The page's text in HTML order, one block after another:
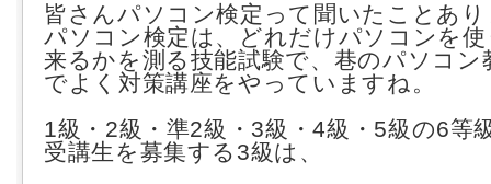
皆さんパソコン検定って聞いたことあ
パソコン検定は、どれだけパソコンを
来るかを測る技能試験で、巷のパソコン
でよく対策講座をやっていますね。
1級・2級・準2級・3級・4級・5級の6等
受講生を募集する3級は、